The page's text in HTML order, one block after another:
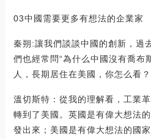
03中國需要更多有想法的企業家
秦朔:讓我們談談中國的創新，過
們也經常問“為什么中國沒有喬布
人，長期居住在美國，你怎么看？
溫切斯特：從我的理解看，工業
轉到了美國。英國是有偉大想法
發出來；美國是有偉大想法的國